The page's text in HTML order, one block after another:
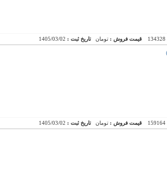
134328 قیمت فروش : تومانتاریخ ثبت : 1405/03/02
159164 قیمت فروش : تومانتاریخ ثبت : 1405/03/02